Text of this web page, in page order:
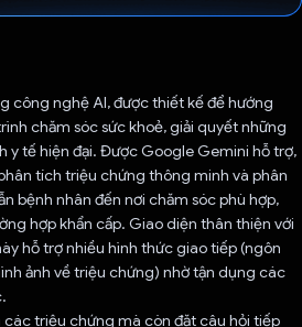
công nghệ AI, được thiết kế để hướng
chăm sóc sức khoẻ, giải quyết những
y tế hiện đại. Được Google Gemini hỗ trợ,
tích triệu chứng thông minh và phân
bệnh nhân đến nơi chăm sóc phù hợp,
hợp khẩn cấp. Giao diện thân thiện với
hỗ trợ nhiều hình thức giao tiếp (ngôn
ảnh về triệu chứng) nhờ tận dụng các
triệu chứng mà còn đặt câu hỏi tiếp